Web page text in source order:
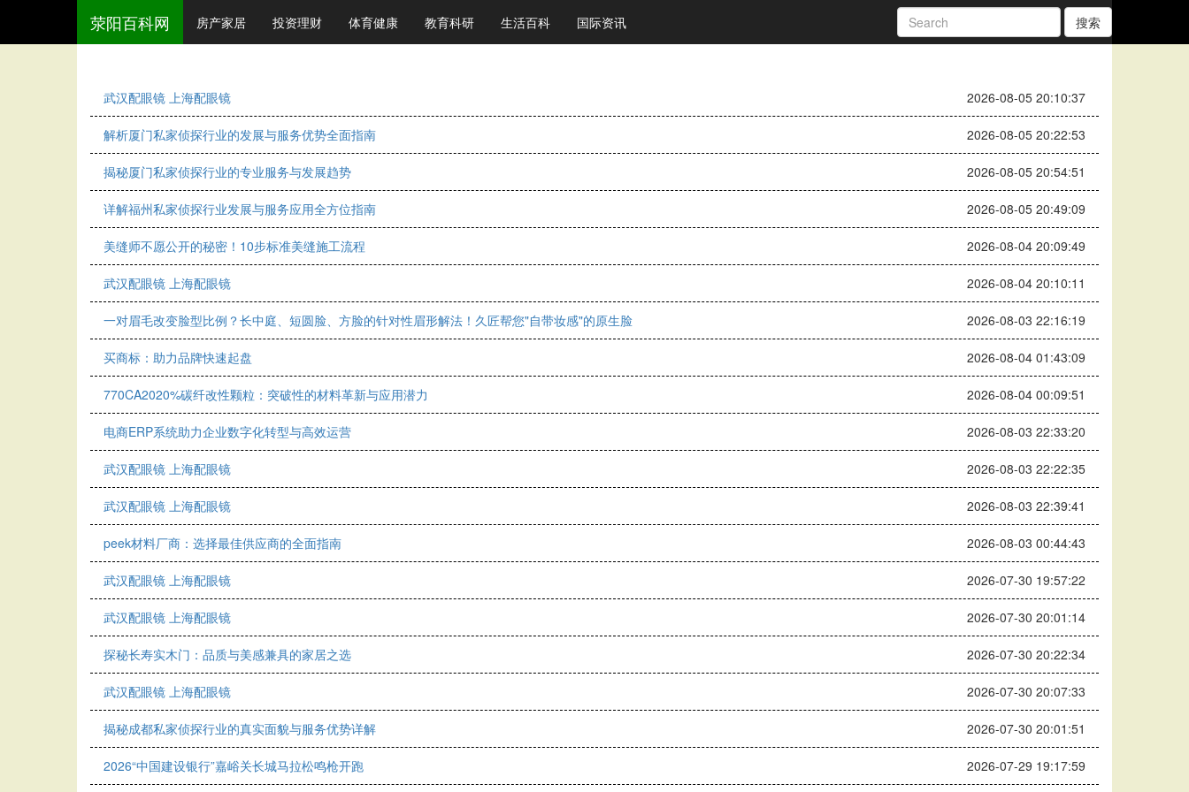
荥阳百科网 房产家居 投资理财 体育健康 教育科研 生活百科 国际资讯 搜索
武汉配眼镜 上海配眼镜 2026-08-05 20:10:37
解析厦门私家侦探行业的发展与服务优势全面指南 2026-08-05 20:22:53
揭秘厦门私家侦探行业的专业服务与发展趋势 2026-08-05 20:54:51
详解福州私家侦探行业发展与服务应用全方位指南 2026-08-05 20:49:09
美缝师不愿公开的秘密！10步标准美缝施工流程 2026-08-04 20:09:49
武汉配眼镜 上海配眼镜 2026-08-04 20:10:11
一对眉毛改变脸型比例？长中庭、短圆脸、方脸的针对性眉形解法！久匠帮您"自带妆感"的原生脸 2026-08-03 22:16:19
买商标：助力品牌快速起盘 2026-08-04 01:43:09
770CA2020%碳纤改性颗粒：突破性的材料革新与应用潜力 2026-08-04 00:09:51
电商ERP系统助力企业数字化转型与高效运营 2026-08-03 22:33:20
武汉配眼镜 上海配眼镜 2026-08-03 22:22:35
武汉配眼镜 上海配眼镜 2026-08-03 22:39:41
peek材料厂商：选择最佳供应商的全面指南 2026-08-03 00:44:43
武汉配眼镜 上海配眼镜 2026-07-30 19:57:22
武汉配眼镜 上海配眼镜 2026-07-30 20:01:14
探秘长寿实木门：品质与美感兼具的家居之选 2026-07-30 20:22:34
武汉配眼镜 上海配眼镜 2026-07-30 20:07:33
揭秘成都私家侦探行业的真实面貌与服务优势详解 2026-07-30 20:01:51
2026“中国建设银行”嘉峪关长城马拉松鸣枪开跑 2026-07-29 19:17:59